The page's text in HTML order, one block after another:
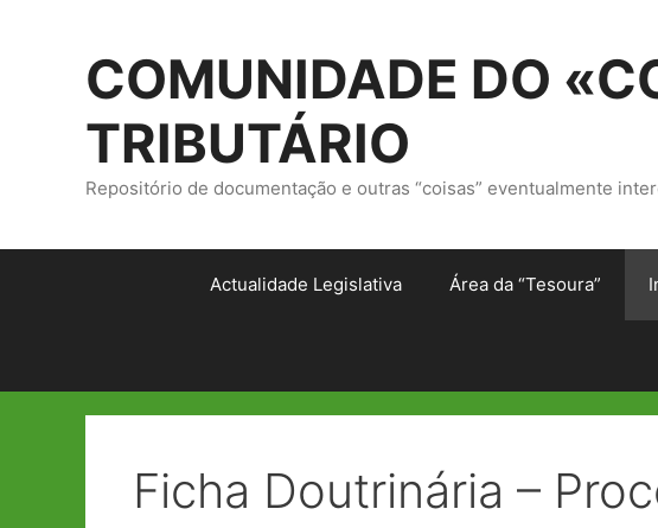
COMUNIDADE DO
TRIBUTÁRIO
Repositório de documentação e outras “coisas” eventualmente
Actualidade Legislativa Área da “Tesoura”
Ficha Doutrinária –